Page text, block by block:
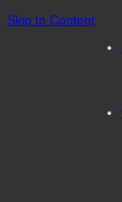
Skip to Content